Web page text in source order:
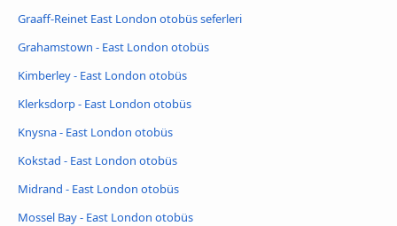
Graaff-Reinet East London otobüs seferleri
Grahamstown - East London otobüs
Kimberley - East London otobüs
Klerksdorp - East London otobüs
Knysna - East London otobüs
Kokstad - East London otobüs
Midrand - East London otobüs
Mossel Bay - East London otobüs